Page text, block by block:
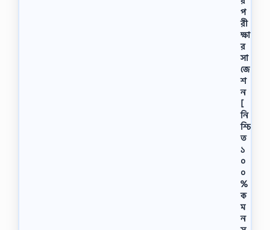
প
রী
ক্ষা
র
সা
জে
শ
ন
[
নি
শ্চি
ত
১
০
০
%
ক
ম
ন